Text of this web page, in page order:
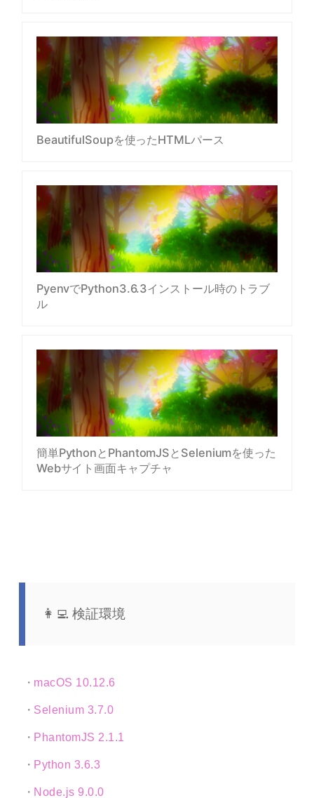
BeautifulSoupを使ったHTMLパース
PyenvでPython3.6.3インストール時のトラブ
ル
簡単PythonとPhantomJSとSeleniumを使った
Webサイト画面キャプチャ
検証環境
macOS 10.12.6
Selenium 3.7.0
PhantomJS 2.1.1
Python 3.6.3
Node.js 9.0.0